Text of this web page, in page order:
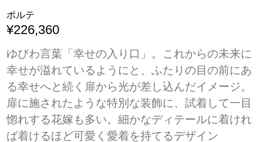
ポルテ
¥226,360
ゆびわ言葉「幸せの入り口」。これからの未来に
幸せが溢れているようにと、ふたりの目の前にあ
る幸せへと続く扉から光が差し込んだイメージ。
扉に施されたような特別な装飾に、試着して一目
惚れする花嫁も多い。細かなディテールに着けれ
ば着けるほど可愛く愛着を持てるデザイン